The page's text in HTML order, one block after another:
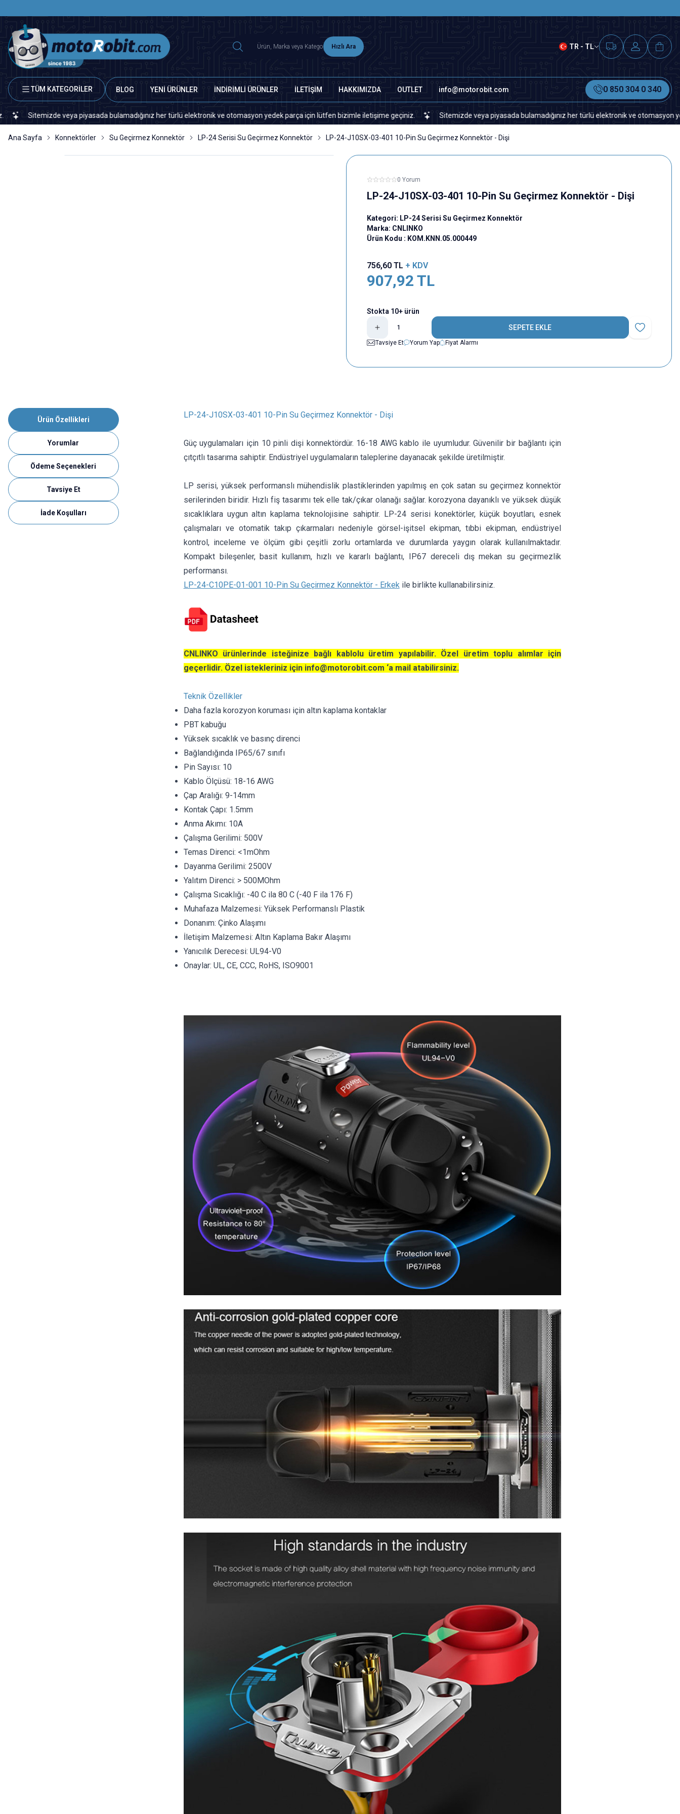
Hızlı Ara TR - TL
TÜM KATEGORİLER BLOG YENİ ÜRÜNLER İNDİRİMLİ ÜRÜNLER İLETİŞİM HAKKIMIZDA OUTLET info@motorobit.com 0 850 304 0 340
veya piyasada bulamadığınız her türlü elektronik ve otomasyon yedek parça için lütfen bizimle iletişime geçiniz. Sitemizde veya piyasada bulamadığınız her türlü elektronik ve otomasyon yedek parça için
Ana Sayfa Konnektörler Su Geçirmez Konnektör LP-24 Serisi Su Geçirmez Konnektör LP-24-J10SX-03-401 10-Pin Su Geçirmez Konnektör - Dişi
0 Yorum
LP-24-J10SX-03-401 10-Pin Su Geçirmez Konnektör - Dişi
Kategori: LP-24 Serisi Su Geçirmez Konnektör
Marka: CNLINKO
Ürün Kodu : KOM.KNN.05.000449
756,60TL + KDV
907,92 TL
Stokta 10+ ürün
SEPETE EKLE
Favoriye Ekle
Tavsiye Et
Yorum Yap Fiyat Alarmı
Ürün Özellikleri
Yorumlar
Ödeme Seçenekleri
Tavsiye Et
İade Koşulları
LP-24-J10SX-03-401 10-Pin Su Geçirmez Konnektör - Dişi
Güç uygulamaları için 10 pinli dişi konnektördür. 16-18 AWG kablo ile uyumludur. Güvenilir bir bağlantı için
çıtçıtlı tasarıma sahiptir. Endüstriyel uygulamaların taleplerine dayanacak şekilde üretilmiştir.
LP serisi, yüksek performanslı mühendislik plastiklerinden yapılmış en çok satan su geçirmez konnektör
serilerinden biridir. Hızlı fiş tasarımı tek elle tak/çıkar olanağı sağlar. korozyona dayanıklı ve yüksek düşük
sıcaklıklara uygun altın kaplama teknolojisine sahiptir. LP-24 serisi konektörler, küçük boyutları, esnek
çalışmaları ve otomatik takıp çıkarmaları nedeniyle görsel-işitsel ekipman, tıbbi ekipman, endüstriyel
kontrol, inceleme ve ölçüm gibi çeşitli zorlu ortamlarda ve durumlarda yaygın olarak kullanılmaktadır.
Kompakt bileşenler, basit kullanım, hızlı ve kararlı bağlantı, IP67 dereceli dış mekan su geçirmezlik
performansı.
LP-24-C10PE-01-001 10-Pin Su Geçirmez Konnektör - Erkek ile birlikte kullanabilirsiniz.
CNLINKO ürünlerinde isteğinize bağlı kablolu üretim yapılabilir. Özel üretim toplu alımlar için
geçerlidir. Özel istekleriniz için info@motorobit.com ‘a mail atabilirsiniz.
Teknik Özellikler
Daha fazla korozyon koruması için altın kaplama kontaklar
PBT kabuğu
Yüksek sıcaklık ve basınç direnci
Bağlandığında IP65/67 sınıfı
Pin Sayısı: 10
Kablo Ölçüsü: 18-16 AWG
Çap Aralığı: 9-14mm
Kontak Çapı: 1.5mm
Anma Akımı: 10A
Çalışma Gerilimi: 500V
Temas Direnci: <1mOhm
Dayanma Gerilimi: 2500V
Yalıtım Direnci: > 500MOhm
Çalışma Sıcaklığı: -40 C ila 80 C (-40 F ila 176 F)
Muhafaza Malzemesi: Yüksek Performanslı Plastik
Donanım: Çinko Alaşımı
İletişim Malzemesi: Altın Kaplama Bakır Alaşımı
Yanıcılık Derecesi: UL94-V0
Onaylar: UL, CE, CCC, RoHS, ISO9001